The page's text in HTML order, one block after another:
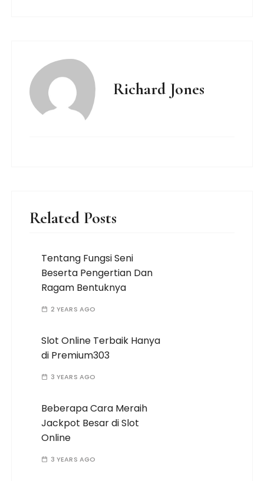
Richard Jones
Related Posts
Tentang Fungsi Seni
Beserta Pengertian Dan
Ragam Bentuknya
2 YEARS AGO
Slot Online Terbaik Hanya
di Premium303
3 YEARS AGO
Beberapa Cara Meraih
Jackpot Besar di Slot
Online
3 YEARS AGO